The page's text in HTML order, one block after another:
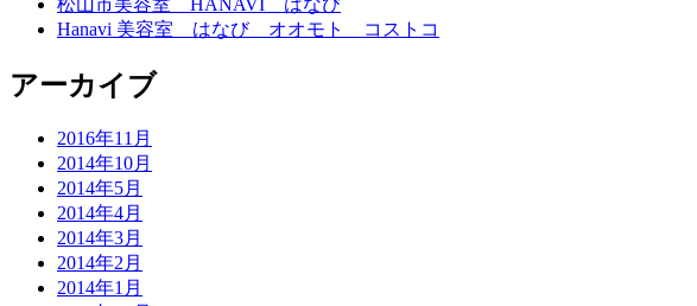
Hanavi 美容室 はなび オオモト コストコ
アーカイブ
2016年11月
2014年10月
2014年5月
2014年4月
2014年3月
2014年2月
2014年1月